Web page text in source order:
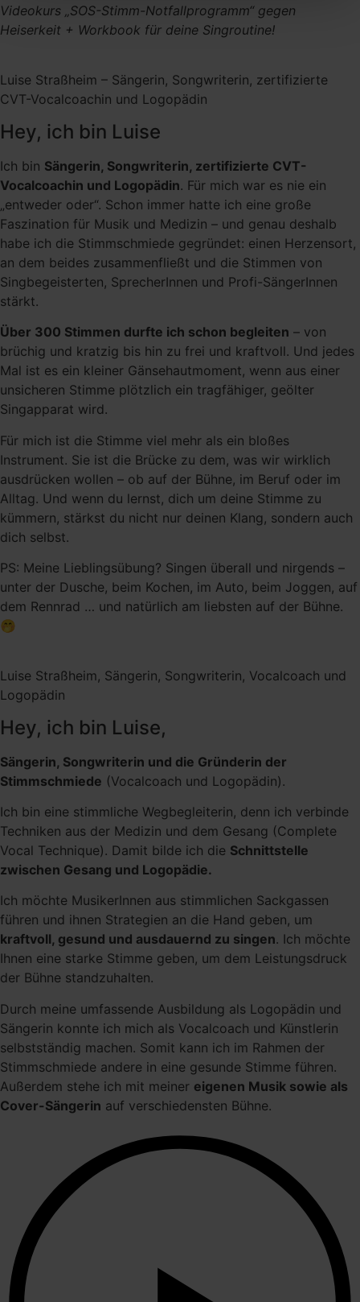
Videokurs „SOS-Stimm-Notfallprogramm“ gegen
Heiserkeit + Workbook für deine Singroutine!
Luise Straßheim – Sängerin, Songwriterin, zertifizierte
CVT-Vocalcoachin und Logopädin
Hey, ich bin Luise
Ich bin Sängerin, Songwriterin, zertifizierte CVT-
Vocalcoachin und Logopädin. Für mich war es nie ein
„entweder oder“. Schon immer hatte ich eine große
Faszination für Musik und Medizin – und genau deshalb
habe ich die Stimmschmiede gegründet: einen Herzensort,
an dem beides zusammenfließt und die Stimmen von
Singbegeisterten, SprecherInnen und Profi-SängerInnen
stärkt.
Über 300 Stimmen durfte ich schon begleiten – von
brüchig und kratzig bis hin zu frei und kraftvoll. Und jedes
Mal ist es ein kleiner Gänsehautmoment, wenn aus einer
unsicheren Stimme plötzlich ein tragfähiger, geölter
Singapparat wird.
Für mich ist die Stimme viel mehr als ein bloßes
Instrument. Sie ist die Brücke zu dem, was wir wirklich
ausdrücken wollen – ob auf der Bühne, im Beruf oder im
Alltag. Und wenn du lernst, dich um deine Stimme zu
kümmern, stärkst du nicht nur deinen Klang, sondern auch
dich selbst.
PS: Meine Lieblingsübung? Singen überall und nirgends –
unter der Dusche, beim Kochen, im Auto, beim Joggen, auf
dem Rennrad … und natürlich am liebsten auf der Bühne.
🤭
Luise Straßheim, Sängerin, Songwriterin, Vocalcoach und
Logopädin
Hey, ich bin Luise,
Sängerin, Songwriterin und die Gründerin der
Stimmschmiede (Vocalcoach und Logopädin).
Ich bin eine stimmliche Wegbegleiterin, denn ich verbinde
Techniken aus der Medizin und dem Gesang (Complete
Vocal Technique). Damit bilde ich die Schnittstelle
zwischen Gesang und Logopädie.
Ich möchte MusikerInnen aus stimmlichen Sackgassen
führen und ihnen Strategien an die Hand geben, um
kraftvoll, gesund und ausdauernd zu singen. Ich möchte
Ihnen eine starke Stimme geben, um dem Leistungsdruck
der Bühne standzuhalten.
Durch meine umfassende Ausbildung als Logopädin und
Sängerin konnte ich mich als Vocalcoach und Künstlerin
selbstständig machen. Somit kann ich im Rahmen der
Stimmschmiede andere in eine gesunde Stimme führen.
Außerdem stehe ich mit meiner eigenen Musik sowie als
Cover-Sängerin auf verschiedensten Bühne.